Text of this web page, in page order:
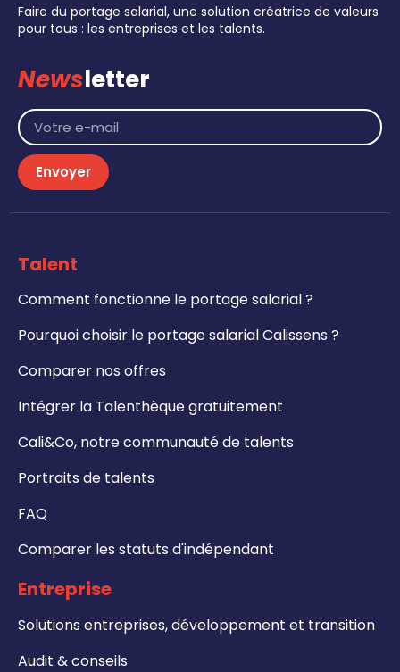
Faire du portage salarial, une solution créatrice de valeurs
pour tous : les entreprises et les talents.
Newsletter
Envoyer
Talent
Comment fonctionne le portage salarial ?
Pourquoi choisir le portage salarial Calissens ?
Comparer nos offres
Intégrer la Talenthèque gratuitement
Cali&Co, notre communauté de talents
Portraits de talents
FAQ
Comparer les statuts d'indépendant
Entreprise
Solutions entreprises, développement et transition
Audit & conseils